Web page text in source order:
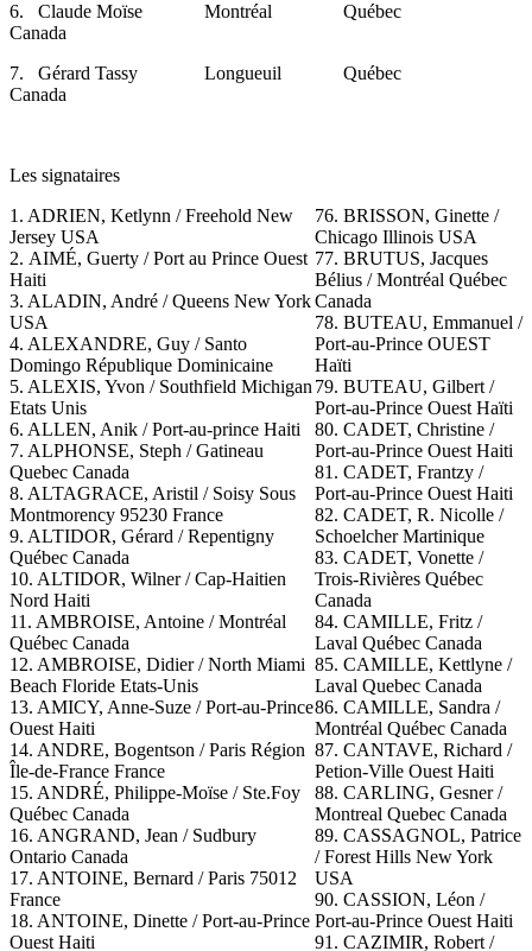
6. Claude Moïse Montréal Québec
Canada
7. Gérard Tassy Longueuil Québec
Canada
Les signataires
1. ADRIEN, Ketlynn / Freehold New
Jersey USA
2. AIMÉ, Guerty / Port au Prince Ouest
Haiti
3. ALADIN, André / Queens New York
USA
4. ALEXANDRE, Guy / Santo
Domingo République Dominicaine
5. ALEXIS, Yvon / Southfield Michigan
Etats Unis
6. ALLEN, Anik / Port-au-prince Haiti
7. ALPHONSE, Steph / Gatineau
Quebec Canada
8. ALTAGRACE, Aristil / Soisy Sous
Montmorency 95230 France
9. ALTIDOR, Gérard / Repentigny
Québec Canada
10. ALTIDOR, Wilner / Cap-Haitien
Nord Haiti
11. AMBROISE, Antoine / Montréal
Québec Canada
12. AMBROISE, Didier / North Miami
Beach Floride Etats-Unis
13. AMICY, Anne-Suze / Port-au-Prince
Ouest Haiti
14. ANDRE, Bogentson / Paris Région
Île-de-France France
15. ANDRÉ, Philippe-Moïse / Ste.Foy
Québec Canada
16. ANGRAND, Jean / Sudbury
Ontario Canada
17. ANTOINE, Bernard / Paris 75012
France
18. ANTOINE, Dinette / Port-au-Prince
Ouest Haiti
76. BRISSON, Ginette /
Chicago Illinois USA
77. BRUTUS, Jacques
Bélius / Montréal Québec
Canada
78. BUTEAU, Emmanuel /
Port-au-Prince OUEST
Haïti
79. BUTEAU, Gilbert /
Port-au-Prince Ouest Haïti
80. CADET, Christine /
Port-au-Prince Ouest Haiti
81. CADET, Frantzy /
Port-au-Prince Ouest Haiti
82. CADET, R. Nicolle /
Schoelcher Martinique
83. CADET, Vonette /
Trois-Rivières Québec
Canada
84. CAMILLE, Fritz /
Laval Québec Canada
85. CAMILLE, Kettlyne /
Laval Quebec Canada
86. CAMILLE, Sandra /
Montréal Québec Canada
87. CANTAVE, Richard /
Petion-Ville Ouest Haiti
88. CARLING, Gesner /
Montreal Quebec Canada
89. CASSAGNOL, Patrice
/ Forest Hills New York
USA
90. CASSION, Léon /
Port-au-Prince Ouest Haiti
91. CAZIMIR, Robert /